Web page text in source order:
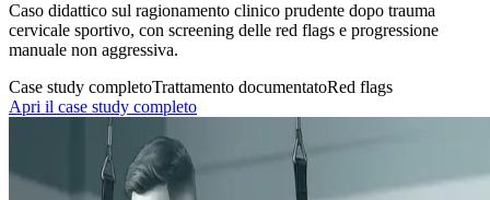
Caso didattico sul ragionamento clinico prudente dopo trauma
cervicale sportivo, con screening delle red flags e progressione
manuale non aggressiva.
Case study completoTrattamento documentatoRed flags
Apri il case study completo